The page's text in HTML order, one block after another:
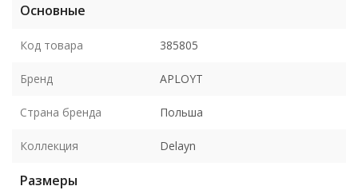
Основные
Код товара 385805
Бренд APLOYT
Страна бренда Польша
Коллекция Delayn
Размеры